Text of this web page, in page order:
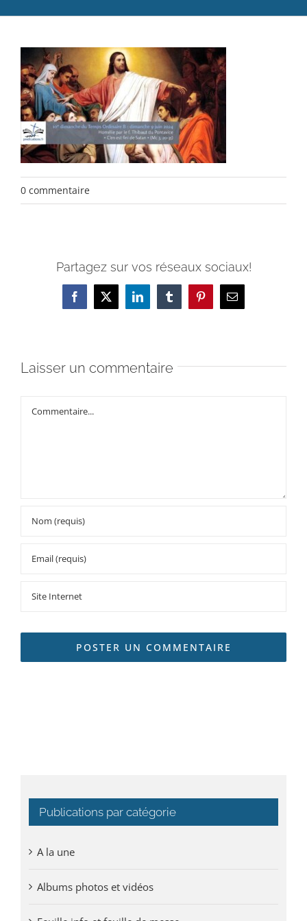
Servir et aimer
Adultes, jeunes et famille
Actualités
Contact
0 commentaire
Partagez sur vos réseaux sociaux!
Facebook
X LinkedInTumblrPinterestEmail
Laisser un commentaire
Commentaire
Publications par catégorie
A la une
Albums photos et vidéos